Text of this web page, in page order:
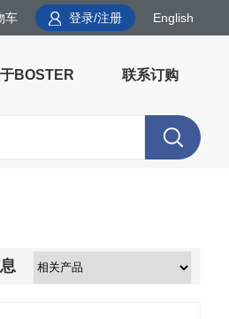
车 登录/注册 English
BOSTER 联系订购